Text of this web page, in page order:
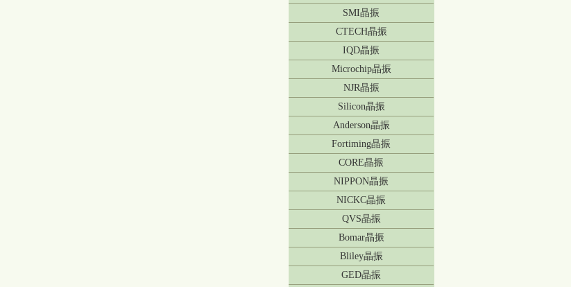
SMI晶振
CTECH晶振
IQD晶振
Microchip晶振
NJR晶振
Silicon晶振
Anderson晶振
Fortiming晶振
CORE晶振
NIPPON晶振
NICKC晶振
QVS晶振
Bomar晶振
Bliley晶振
GED晶振